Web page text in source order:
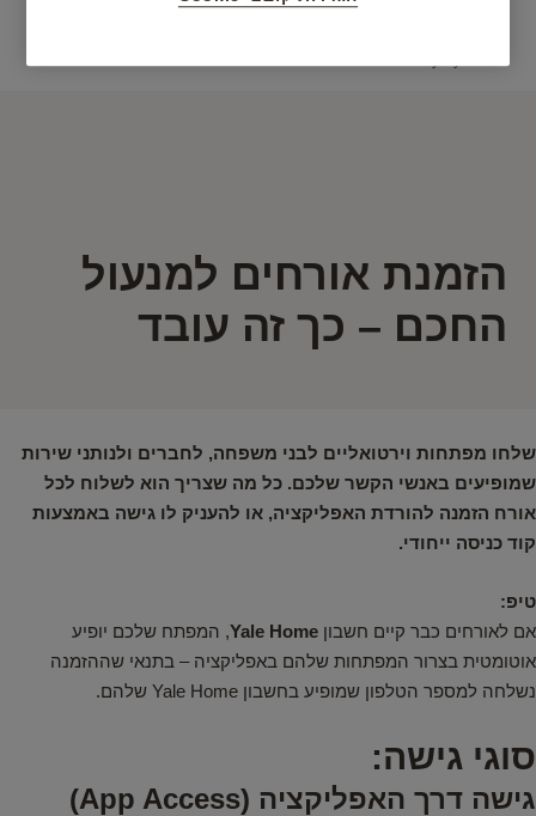
הזמנת אורחים למנעול
החכם – כך זה עובד
שלחו מפתחות וירטואליים לבני משפחה, לחברים ולנותני שירות
שמופיעים באנשי הקשר שלכם. כל מה שצריך הוא לשלוח לכל
אורח הזמנה להורדת האפליקציה, או להעניק לו גישה באמצעות
קוד כניסה ייחודי.
טיפ:
אם לאורחים כבר קיים חשבון Yale Home, המפתח שלכם יופיע
אוטומטית בצרור המפתחות שלהם באפליקציה – בתנאי שההזמנה
נשלחה למספר הטלפון שמופיע בחשבון Yale Home שלהם.
סוגי גישה:
גישה דרך האפליקציה (App Access)